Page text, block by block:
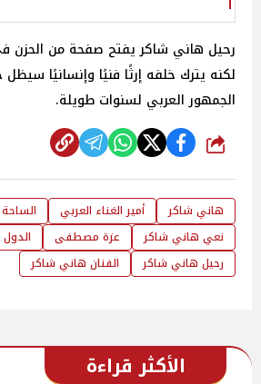
رحيل هاني شاكر يفتح صفحة من الحزن
لكنه يترك خلفه إرثًا فنيًا وإنسانيًا
الجمهور العربي لسنوات طويلة.
شارك
هاني شاكر أمير الغناء العربي
نعي هاني شاكر
عزة مصطفى
الدول
رحيل هاني شاكر
الفنان هاني شاكر
الأكثر قراءة